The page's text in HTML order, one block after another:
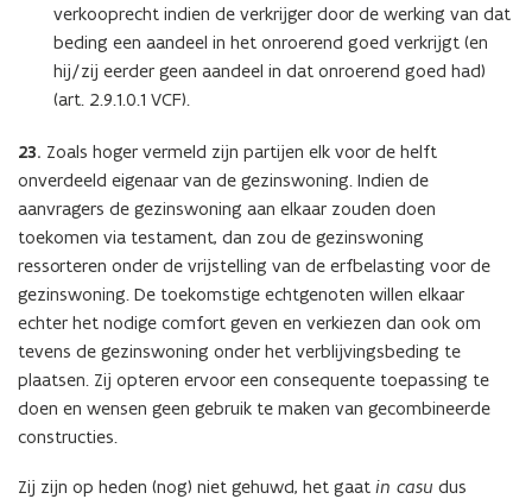
verkooprecht indien de verkrijger door de werking van dat
beding een aandeel in het onroerend goed verkrijgt (en
hij/zij eerder geen aandeel in dat onroerend goed had)
(art. 2.9.1.0.1 VCF).
23. Zoals hoger vermeld zijn partijen elk voor de helft
onverdeeld eigenaar van de gezinswoning. Indien de
aanvragers de gezinswoning aan elkaar zouden doen
toekomen via testament, dan zou de gezinswoning
ressorteren onder de vrijstelling van de erfbelasting voor de
gezinswoning. De toekomstige echtgenoten willen elkaar
echter het nodige comfort geven en verkiezen dan ook om
tevens de gezinswoning onder het verblijvingsbeding te
plaatsen. Zij opteren ervoor een consequente toepassing te
doen en wensen geen gebruik te maken van gecombineerde
constructies.
Zij zijn op heden (nog) niet gehuwd, het gaat in casu dus